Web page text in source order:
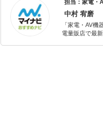
担当：家電・
中村 宥磨
「家電・AV
電量販店で最